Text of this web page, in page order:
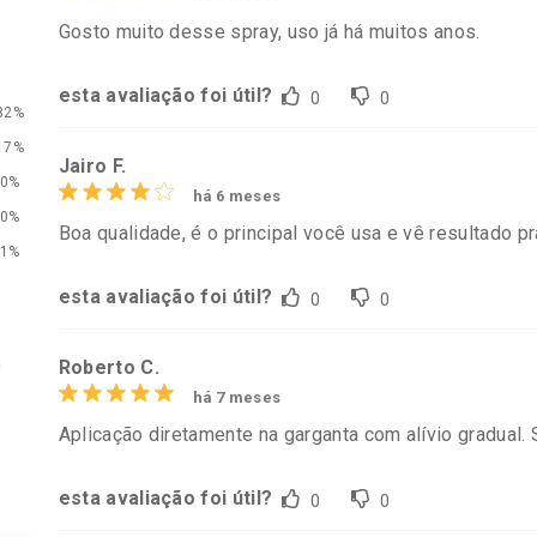
Ativar Desconto Ativar
0%
0%
1%
Gosto muito desse spray, uso já há muitos anos.
esta avaliação foi útil? 0 0
Jairo F.
há 6 meses
Boa qualidade, é o principal você usa e vê resultado
esta avaliação foi útil? 0 0
Roberto C.
há 7 meses
Aplicação diretamente na garganta com alívio gradual.
esta avaliação foi útil? 0 0